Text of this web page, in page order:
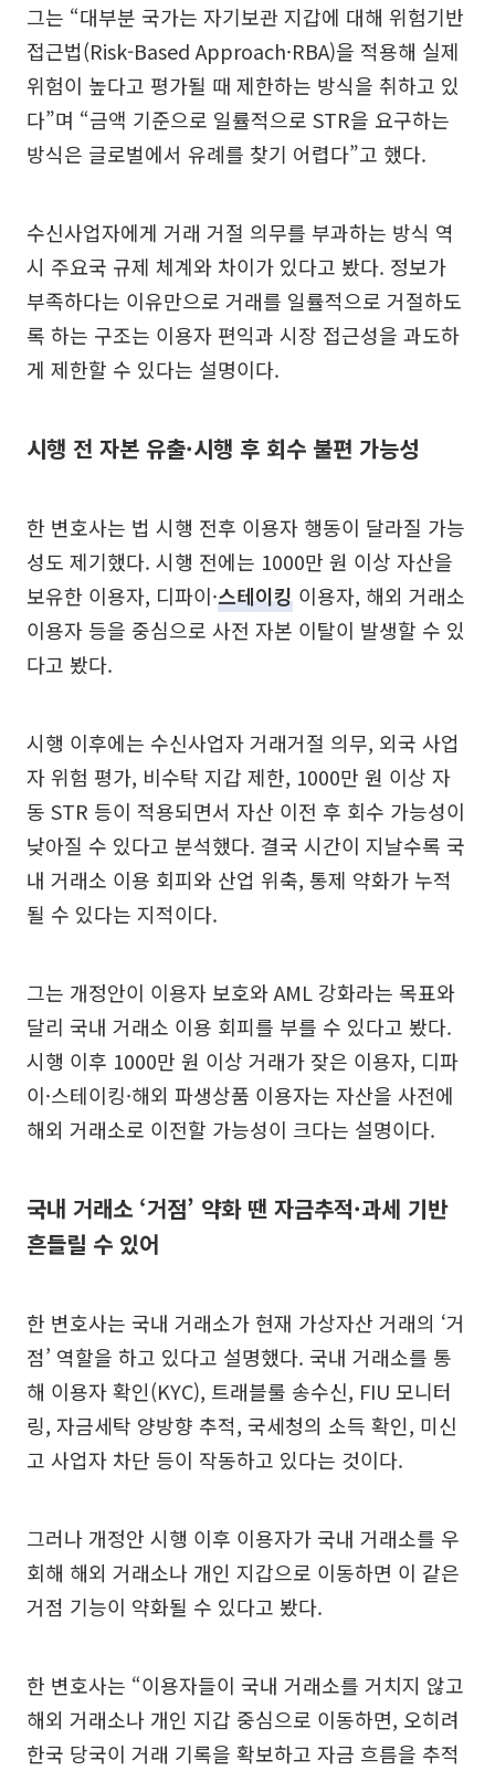
그는 “대부분 국가는 자기보관 지갑에 대해 위험기반
접근법(Risk-Based Approach·RBA)을 적용해 실제
위험이 높다고 평가될 때 제한하는 방식을 취하고 있
다”며 “금액 기준으로 일률적으로 STR을 요구하는
방식은 글로벌에서 유례를 찾기 어렵다”고 했다.
수신사업자에게 거래 거절 의무를 부과하는 방식 역
시 주요국 규제 체계와 차이가 있다고 봤다. 정보가
부족하다는 이유만으로 거래를 일률적으로 거절하도
록 하는 구조는 이용자 편익과 시장 접근성을 과도하
게 제한할 수 있다는 설명이다.
시행 전 자본 유출·시행 후 회수 불편 가능성
한 변호사는 법 시행 전후 이용자 행동이 달라질 가능
성도 제기했다. 시행 전에는 1000만 원 이상 자산을
보유한 이용자, 디파이·스테이킹 이용자, 해외 거래소
이용자 등을 중심으로 사전 자본 이탈이 발생할 수 있
다고 봤다.
시행 이후에는 수신사업자 거래거절 의무, 외국 사업
자 위험 평가, 비수탁 지갑 제한, 1000만 원 이상 자
동 STR 등이 적용되면서 자산 이전 후 회수 가능성이
낮아질 수 있다고 분석했다. 결국 시간이 지날수록 국
내 거래소 이용 회피와 산업 위축, 통제 약화가 누적
될 수 있다는 지적이다.
그는 개정안이 이용자 보호와 AML 강화라는 목표와
달리 국내 거래소 이용 회피를 부를 수 있다고 봤다.
시행 이후 1000만 원 이상 거래가 잦은 이용자, 디파
이·스테이킹·해외 파생상품 이용자는 자산을 사전에
해외 거래소로 이전할 가능성이 크다는 설명이다.
국내 거래소 ‘거점’ 약화 땐 자금추적·과세 기반
흔들릴 수 있어
한 변호사는 국내 거래소가 현재 가상자산 거래의 ‘거
점’ 역할을 하고 있다고 설명했다. 국내 거래소를 통
해 이용자 확인(KYC), 트래블룰 송수신, FIU 모니터
링, 자금세탁 양방향 추적, 국세청의 소득 확인, 미신
고 사업자 차단 등이 작동하고 있다는 것이다.
그러나 개정안 시행 이후 이용자가 국내 거래소를 우
회해 해외 거래소나 개인 지갑으로 이동하면 이 같은
거점 기능이 약화될 수 있다고 봤다.
한 변호사는 “이용자들이 국내 거래소를 거치지 않고
해외 거래소나 개인 지갑 중심으로 이동하면, 오히려
한국 당국이 거래 기록을 확보하고 자금 흐름을 추적